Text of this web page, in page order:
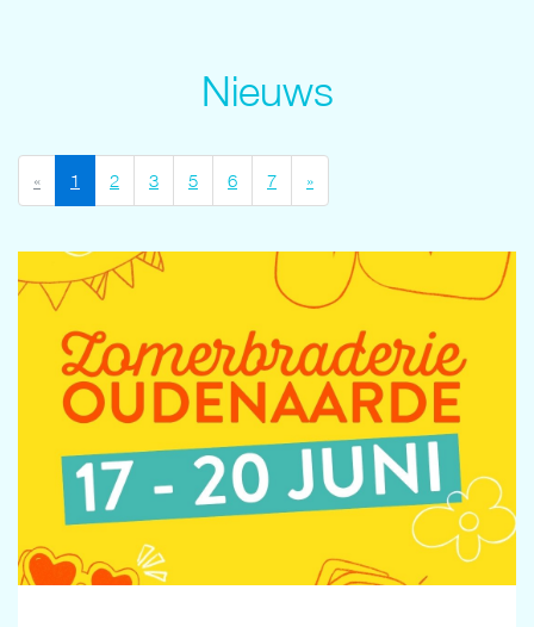
Nieuws
« 1 (current)
2 3 5 6 7 »current.:::.Europe/Berlin